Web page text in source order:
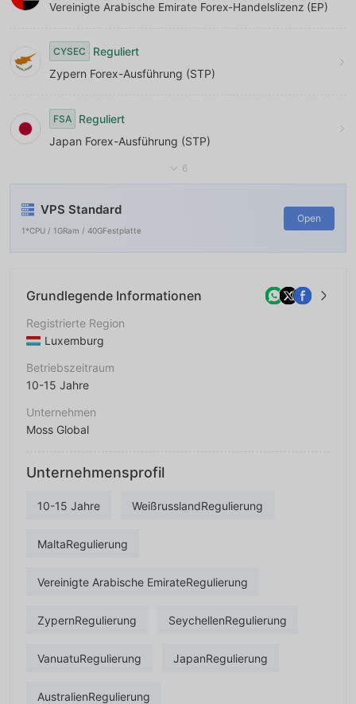
Vereinigte Arabische Emirate Forex-Handelslizenz (EP)
CYSEC
Reguliert
Zypern Forex-Ausführung (STP)
FSA
Reguliert
Japan Forex-Ausführung (STP)
6
VPS Standard
1*CPU / 1GRam / 40GFestplatte
Open
Grundlegende Informationen
Registrierte Region
Luxemburg
Betriebszeitraum
10-15 Jahre
Unternehmen
Moss Global
Moss Global (test)
Unternehmensmitarbeiter
Unternehmensprofil
10-15 Jahre WeißrusslandRegulierung
MaltaRegulierung
Vereinigte Arabische EmirateRegulierung
ZypernRegulierung SeychellenRegulierung
VanuatuRegulierung JapanRegulierung
AustralienRegulierung